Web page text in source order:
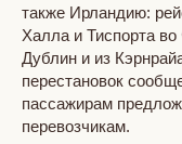
также Ирландию:
Халла и Тиспорта
Дублин и из
перестановок
пассажирам
перевозчикам.